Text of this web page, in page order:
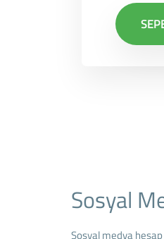
Sosyal
Sosyal medya